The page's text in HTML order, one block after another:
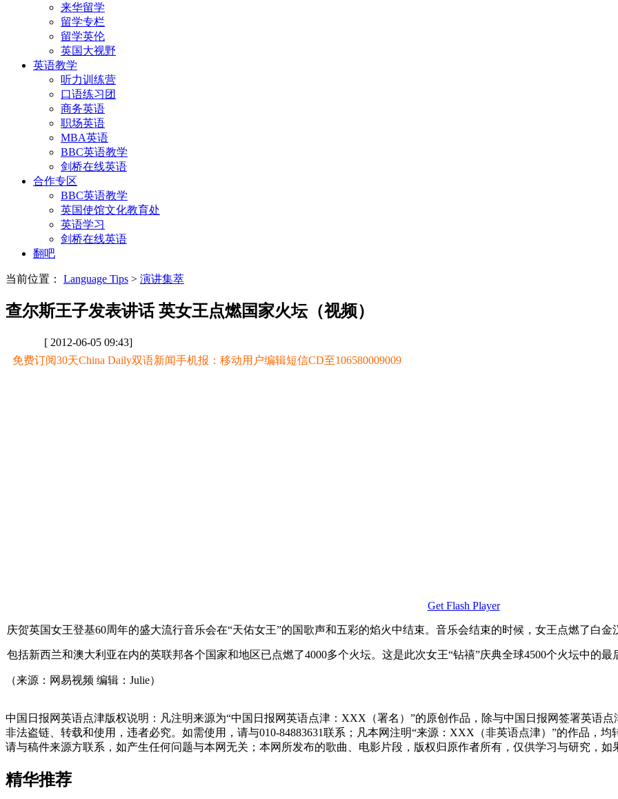
来华留学
留学专栏
留学英伦
英国大视野
英语教学
听力训练营
口语练习团
商务英语
职场英语
MBA英语
BBC英语教学
剑桥在线英语
合作专区
BBC英语教学
英国使馆文化教育处
英语学习
剑桥在线英语
翻吧
当前位置： Language Tips > 演讲集萃
查尔斯王子发表讲话 英女王点燃国家火坛（视频）
[ 2012-06-05 09:43]
免费订阅30天China Daily双语新闻手机报：移动用户编辑短信CD至106580009009
Get Flash Player
庆贺英国女王登基60周年的盛大流行音乐会在“天佑女王”的国歌声和五彩的焰火中结束。音乐会结束的时候，女王点燃了白金
包括新西兰和澳大利亚在内的英联邦各个国家和地区已点燃了4000多个火坛。这是此次女王“钻禧”庆典全球4500个火坛中的最
（来源：网易视频 编辑：Julie）
中国日报网英语点津版权说明：凡注明来源为“中国日报网英语点津：XXX（署名）”的原创作品，除与中国日报网签署英语
非法盗链、转载和使用，违者必究。如需使用，请与010-84883631联系；凡本网注明“来源：XXX（非英语点津）”的作品，
请与稿件来源方联系，如产生任何问题与本网无关；本网所发布的歌曲、电影片段，版权归原作者所有，仅供学习与研究，如
精华推荐